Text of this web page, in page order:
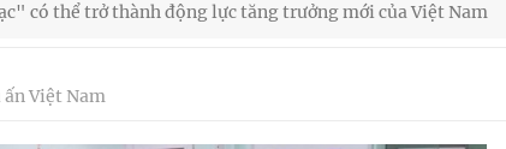
huy vai trò của chính quyền địa phương hai cấp trong quản
ấn Việt Nam